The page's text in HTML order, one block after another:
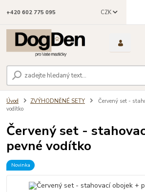
CZK
+420 602 775 095
Úvod ZVÝHODNĚNÉ SETY
Červený set -
vodítko
Červený set -
pevné vodítko
Novinka